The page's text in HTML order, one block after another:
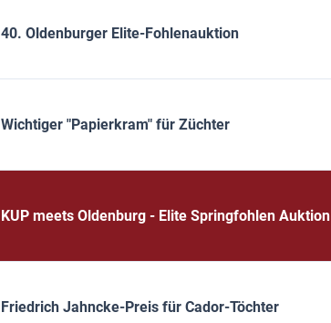
40. Oldenburger Elite-Fohlenauktion
Wichtiger "Papierkram" für Züchter
KUP meets Oldenburg - Elite Springfohlen Auktion
Friedrich Jahncke-Preis für Cador-Töchter